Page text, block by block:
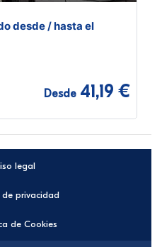
desde / hasta el
Desde 41,19 €
legal
privacidad
de Cookies